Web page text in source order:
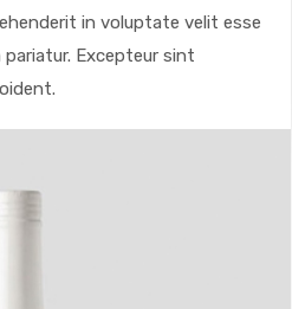
in voluptate velit esse
Excepteur sint